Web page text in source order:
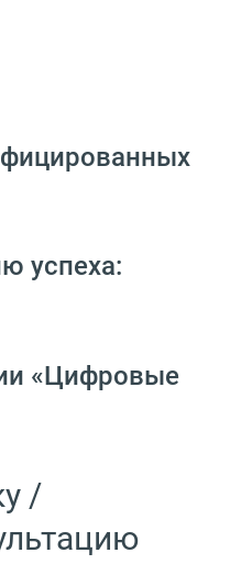
успеха:
«Цифровые
/